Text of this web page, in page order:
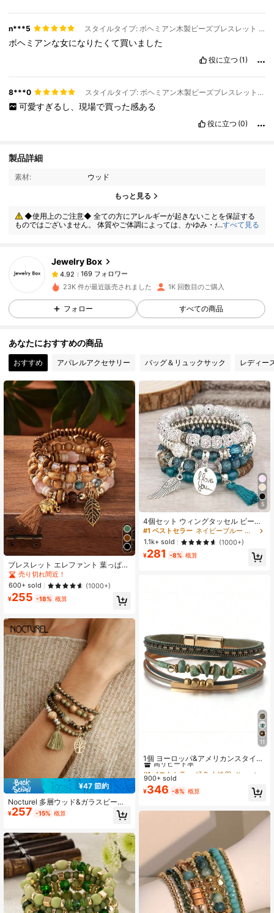
n***5 スタイルタイプ: ボヘミアン木製ビーズブレスレット / カラー: グリーン
ボヘミアンな女になりたくて買いました
役に立つ (1)
8***0 スタイルタイプ: ボヘミアン木製ビーズブレスレット / カラー: グリーン
可愛すぎるし、現場で買った感ある
役に立つ (0)
製品詳細
素材: ウッド
もっと見る
◆使用上のご注意◆ 全ての方にアレルギーが起きないことを保証する
ものではございません。 体質やご体調によっては、かゆみ・かぶれが生じ
...すべて見る
Jewelry Box
169 フォロワー
4.92 169 フォロワー
4.92
169 フォロワー
e***8 は1日前に購入しました
4.92 169 フォロワー
4.92 169 フォロワー
4.92 169 フォロワー
4.92 169 フォロワー
4.92 169 フォロワー
4.92 169 フォロワー
4.92 169 フォロワー
23K 件が最近販売されました 1K 回数目のご購入
フォロー すべての商品
あなたにおすすめの商品
おすすめ アパレルアクセサリー バッグ＆リュックサック レディー
ブレスレット エレファント 葉っぱ
ビーズ タッセル ボヘミアン 4個セッ
ト
売り切れ間近！
600+ sold
(1000+)
¥255 -18% 概算
¥47 節約
Nocturel 多層ウッド&ガラスビーズ
ブレスレットセット4個入り タッセ
ル、ライフツリー&蝶モチーフ、日常
¥257 -15% 概算
5
4個セット ウィングタッセル ビーズ
レイヤード ブレスレットセット
#1 ベストセラー
ネイビーブルー 女性のブレスレット
1.1k+ sold
(1000+)
¥281 -8% 概算
11
1個 ヨーロッパ&アメリカンスタイル
PUレザー ロープ ストーンビーズ 銅
管デザイン レディースブレスレット
夏のビーチ用、彼女へのプレゼント
高リピート率
#1 ベストセラー
高リピート率
#1 ベストセラー
高リピート率
#1 ベストセラー
900+ sold
¥346 -8% 概算